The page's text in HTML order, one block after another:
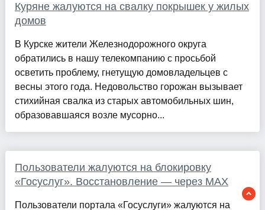
Куряне жалуются на свалку покрышек у жилых
домов
В Курске жители Железнодорожного округа
обратились в нашу телекомпанию с просьбой
осветить проблему, гнетущую домовладельцев с
весны этого года. Недовольство горожан вызывает
стихийная свалка из старых автомобильных шин,
образовавшаяся возле мусорно...
Пользователи жалуются на блокировку
«Госуслуг». Восстановление — через MAX
Пользователи портала «Госуслуги» жалуются на